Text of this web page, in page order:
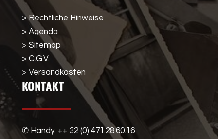
> Rechtliche Hinweise
> Agenda
> Sitemap
> C.G.V.
> Versandkosten
KONTAKT
✆ Handy: ++ 32 (0) 471.28.60.16